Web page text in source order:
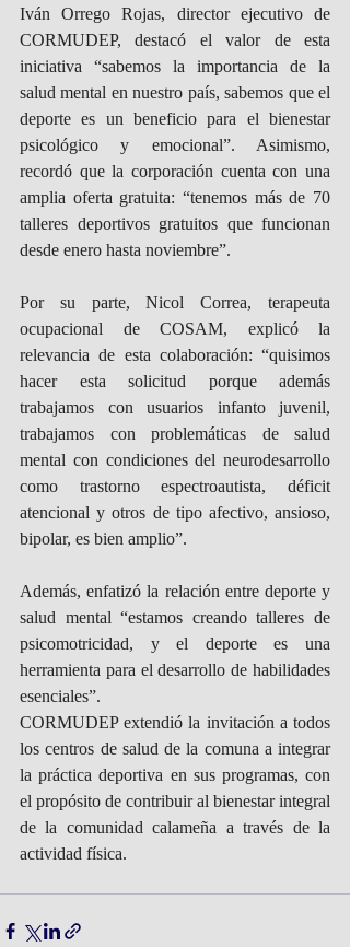
Iván Orrego Rojas, director ejecutivo de
CORMUDEP, destacó el valor de esta
iniciativa “sabemos la importancia de la
salud mental en nuestro país, sabemos que el
deporte es un beneficio para el bienestar
psicológico y emocional”. Asimismo,
recordó que la corporación cuenta con una
amplia oferta gratuita: “tenemos más de 70
talleres deportivos gratuitos que funcionan
desde enero hasta noviembre”.
Por su parte, Nicol Correa, terapeuta
ocupacional de COSAM, explicó la
relevancia de esta colaboración: “quisimos
hacer esta solicitud porque además
trabajamos con usuarios infanto juvenil,
trabajamos con problemáticas de salud
mental con condiciones del neurodesarrollo
como trastorno espectroautista, déficit
atencional y otros de tipo afectivo, ansioso,
bipolar, es bien amplio”.
Además, enfatizó la relación entre deporte y
salud mental “estamos creando talleres de
psicomotricidad, y el deporte es una
herramienta para el desarrollo de habilidades
esenciales”.
CORMUDEP extendió la invitación a todos
los centros de salud de la comuna a integrar
la práctica deportiva en sus programas, con
el propósito de contribuir al bienestar integral
de la comunidad calameña a través de la
actividad física.